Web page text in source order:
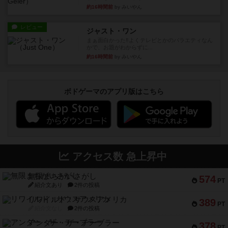
約16時間前
レビュー ジャスト・ワン
約16時間前
ボドゲーマのアプリ版はこちら
アクセス数 急上昇中
574 PT
無限まちがいさがし
紹介文あり 2件の投稿
389 PT
リワイルド：サウスアメリカ
2件の投稿
378
アンダー・ザ・テーブラー